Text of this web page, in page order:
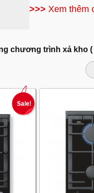
>>> Xem thêm
chương trình xả kho
Sale!